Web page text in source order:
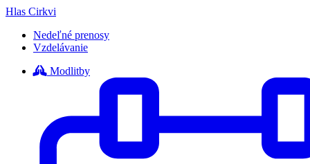
Hlas Cirkvi
Nedeľné prenosy
Vzdelávanie
Modlitby